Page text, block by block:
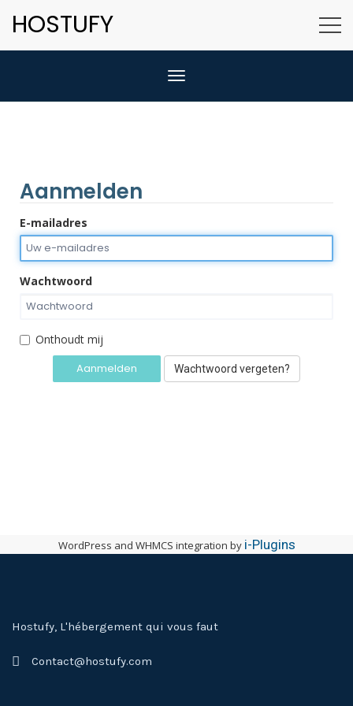
HOSTUFY
Navigatie in-/uitschakelen
Aanmelden
E-mailadres
Wachtwoord
Onthoudt mij
Wachtwoord vergeten?
WordPress and WHMCS integration by i-Plugins
Hostufy, L'hébergement qui vous faut
Contact@hostufy.com